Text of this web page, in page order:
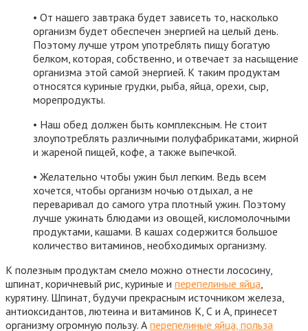
• От нашего завтрака будет зависеть то, насколько
организм будет обеспечен энергией на целый день.
Поэтому лучше утром употреблять пищу богатую
белком, которая, собственно, и отвечает за насыщение
организма этой самой энергией. К таким продуктам
относятся куриные грудки, рыба, яйца, орехи, сыр,
морепродукты.
• Наш обед должен быть комплексным. Не стоит
злоупотреблять различными полуфабрикатами, жирной
и жареной пищей, кофе, а также выпечкой.
• Желательно чтобы ужин был легким. Ведь всем
хочется, чтобы организм ночью отдыхал, а не
переваривал до самого утра плотный ужин. Поэтому
лучше ужинать блюдами из овощей, кисломолочными
продуктами, кашами. В кашах содержится большое
количество витаминов, необходимых организму.
К полезным продуктам смело можно отнести лососину,
шпинат, коричневый рис, куриные и перепелиные яйца
курятину. Шпинат, будучи прекрасным источником железа,
антиоксидантов, лютеина и витаминов К, С и А, принесет
организму огромную пользу. А перепелиные яйца, польза